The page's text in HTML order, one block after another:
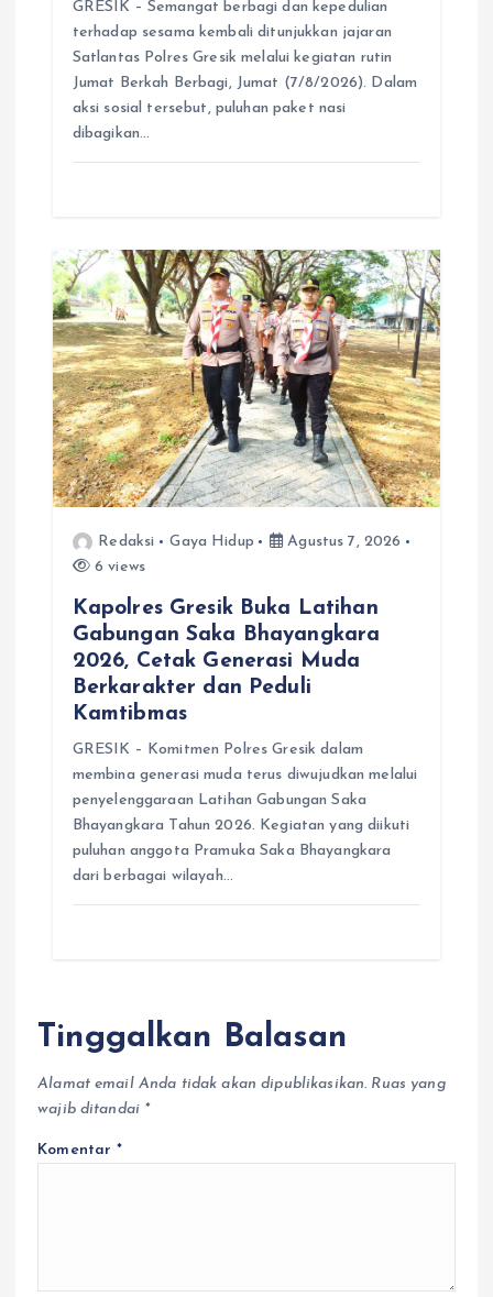
GRESIK – Semangat berbagi dan kepedulian
terhadap sesama kembali ditunjukkan jajaran
Satlantas Polres Gresik melalui kegiatan rutin
Jumat Berkah Berbagi, Jumat (7/8/2026). Dalam
aksi sosial tersebut, puluhan paket nasi
dibagikan…
Redaksi Gaya Hidup
Agustus 7, 2026
6 views
Kapolres Gresik Buka Latihan
Gabungan Saka Bhayangkara
2026, Cetak Generasi Muda
Berkarakter dan Peduli
Kamtibmas
GRESIK – Komitmen Polres Gresik dalam
membina generasi muda terus diwujudkan melalui
penyelenggaraan Latihan Gabungan Saka
Bhayangkara Tahun 2026. Kegiatan yang diikuti
puluhan anggota Pramuka Saka Bhayangkara
dari berbagai wilayah…
Tinggalkan Balasan
Alamat email Anda tidak akan dipublikasikan. Ruas yang
wajib ditandai *
Komentar*